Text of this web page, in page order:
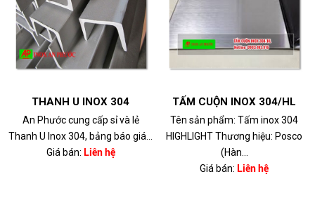
THANH U INOX 304
An Phước cung cấp sỉ và lẻ
Thanh U Inox 304, bảng báo giá...
Giá bán: Liên hệ
TẤM CUỘN INOX 304/HL
Tên sản phẩm: Tấm inox 304
HIGHLIGHT Thương hiệu: Posco
(Hàn...
Giá bán: Liên hệ